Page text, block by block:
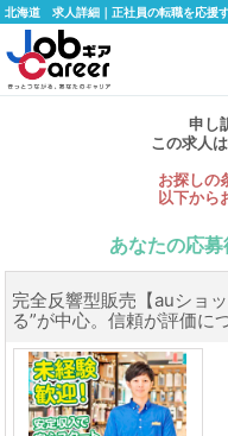
北海道 求人詳細｜正社員の転職を応援
申し
この求人
お探しの
以下から
あなたの応
完全反響型販売【auショ
る”が中心。信頼が評価に